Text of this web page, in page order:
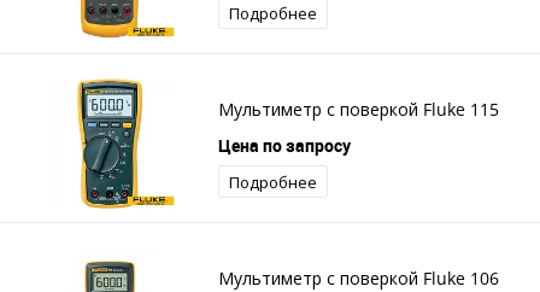
Подробнее
Мультиметр с поверкой Fluke 115
Цена по запросу
Подробнее
Мультиметр с поверкой Fluke 106